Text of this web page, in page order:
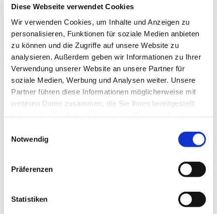
Diese Webseite verwendet Cookies
Wir verwenden Cookies, um Inhalte und Anzeigen zu
personalisieren, Funktionen für soziale Medien anbieten
zu können und die Zugriffe auf unsere Website zu
analysieren. Außerdem geben wir Informationen zu Ihrer
Verwendung unserer Website an unsere Partner für
soziale Medien, Werbung und Analysen weiter. Unsere
Partner führen diese Informationen möglicherweise mit
weiteren Daten zusammen, die Sie ihnen bereitgestellt
Notwendig
Präferenzen
Statistiken
Dienstags in den geraden Wochen von 16:00 bis
17:30 Uhr
Nähere Auskünfte erteilen gerne Frau Susanne
Hoheisel 0176 / 963 782 68 oder 2476